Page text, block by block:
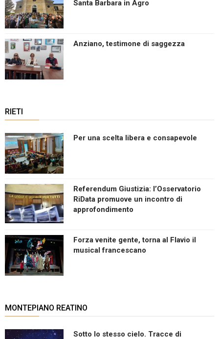
Santa Barbara in Agro
Anziano, testimone di saggezza
RIETI
Per una scelta libera e consapevole
Referendum Giustizia: l’Osservatorio
RiData promuove un incontro di
approfondimento
Forza venite gente, torna al Flavio il
musical francescano
MONTEPIANO REATINO
Sotto lo stesso cielo. Tracce di